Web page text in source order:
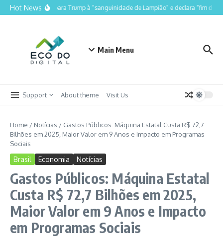
Ir para o conteúdo
Hot NewsLula compara Trump à “sanguinidade de Lampião” e declara “fim do
Main Menu
Support About theme Visit Us
Home / Notícias / Gastos Públicos: Máquina Estatal Custa R$ 72,7
Bilhões em 2025, Maior Valor em 9 Anos e Impacto em Programas
Sociais
Brasil Economia Notícias
Gastos Públicos: Máquina Estatal
Custa R$ 72,7 Bilhões em 2025,
Maior Valor em 9 Anos e Impacto
em Programas Sociais